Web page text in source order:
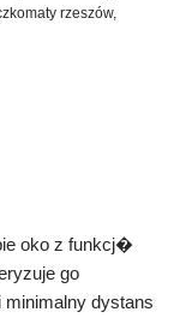
rzeszów,
oko z funkcj�
go
dystans